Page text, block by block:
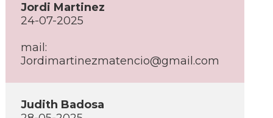
Jordi Martinez
24-07-2025
mail:
Jordimartinezmatencio@gmail.com
Judith Badosa